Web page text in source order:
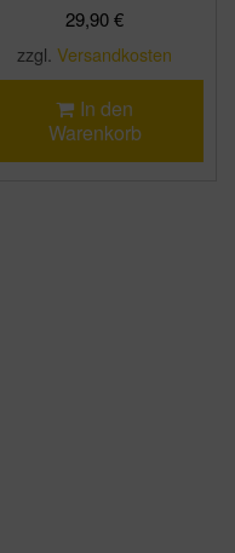
29,90€
zzgl. Versandkosten
In den
Warenkorb